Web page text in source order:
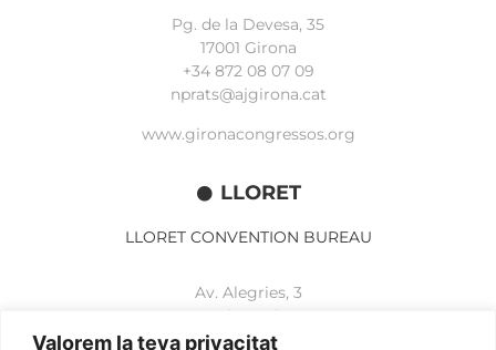
Valorem la teva privacitat
Pg. de la Devesa, 35
17001 Girona
+34 872 08 07 09
nprats@ajgirona.cat
www.gironacongressos.org
LLORET
LLORET CONVENTION BUREAU
Av. Alegries, 3
17310 Lloret de Mar
+34 972 365 788